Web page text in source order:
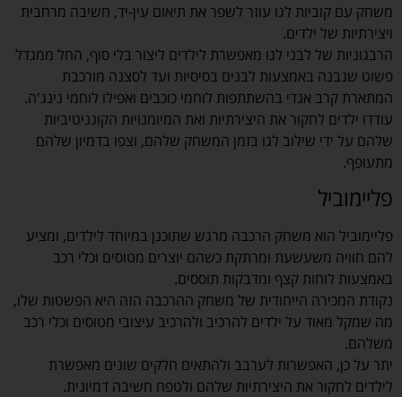
משחק עם קוביות לגו עוזר לשפר את תיאום עין-יד, חשיבה מרחבית
ויצירתיות של ילדים.
הרבגוניות של לבני לגו מאפשרת לילדים ליצור בלי סוף, החל ממגדל
פשוט שנבנה באמצעות לבנים בסיסיות ועד לסצנה מורכבת
המתארת קרב אגדי בהשתתפות לוחמי כוכבים ואפילו לוחמי נינג'ה.
עודדו ילדים לחקור את היצירתיות ואת המיומנויות הקוגניטיביות
שלהם על ידי שילוב לגו בזמן המשחק שלהם, וצפו בדמיון שלהם
מתעופף.
פליימוביל
פליימוביל הוא משחק הרכבה מרגש שתוכנן במיוחד לילדים, ומציע
להם חוויה משעשעת ומרתקת כשהם יוצרים מטוסים וכלי רכב
באמצעות לוחות קצף ומדבקות תוססים.
נקודת המכירה הייחודית של משחק ההרכבה הזה היא הפשטות שלו,
מה שמקל מאוד על ילדים להרכיב ולהרכיב עיצובי מטוסים וכלי רכב
משלהם.
יתר על כן, האפשרות לערבב ולהתאים חלקים שונים מאפשרת
לילדים לחקור את היצירתיות שלהם ולטפח חשיבה דמיונית.